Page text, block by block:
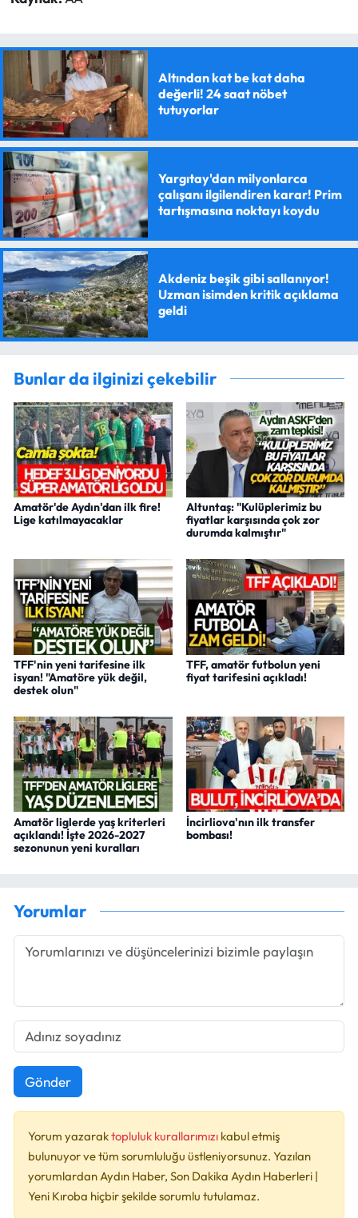
Altından kat be kat daha
değerli! 24 saat nöbet
tutuyorlar
Yargıtay'dan milyonlarca
çalışanı ilgilendiren karar! Prim
tartışmasına noktayı koydu
Akdeniz beşik gibi sallanıyor!
Uzman isimden kritik açıklama
geldi
Bunlar da ilginizi çekebilir
Amatör'de Aydın'dan ilk fire!
Lige katılmayacaklar
Altuntaş: "Kulüplerimiz bu
fiyatlar karşısında çok zor
durumda kalmıştır"
TFF'nin yeni tarifesine ilk
isyan! "Amatöre yük değil,
destek olun"
TFF, amatör futbolun yeni
fiyat tarifesini açıkladı!
Amatör liglerde yaş kriterleri
açıklandı! İşte 2026-2027
sezonunun yeni kuralları
İncirliova'nın ilk transfer
bombası!
Yorumlar
Gönder
Yorum yazaraktopluluk kurallarımızı kabul etmiş
bulunuyor ve tüm sorumluluğu üstleniyorsunuz. Yazılan
yorumlardan Aydın Haber, Son Dakika Aydın Haberleri |
Yeni Kıroba hiçbir şekilde sorumlu tutulamaz.